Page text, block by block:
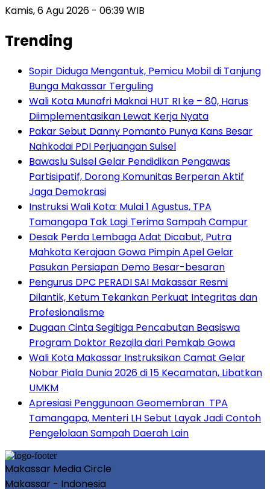
Kamis, 6 Agu 2026 - 06:39 WIB
Trending
Sopir Diduga Mengantuk, Pemicu Mobil di Tanjung
Bunga Makassar Terguling
Wali Kota Munafri Maknai HUT RI ke – 80, Harus
Diimplementasikan Lewat Kerja Nyata
Pakar Sebut Danny Pomanto Punya Kans Besar
Nahkodai PDI Perjuangan Sulsel
Bawaslu Sulsel Gelar Pendidikan Pengawas
Partisipatif, Dorong Komunitas Berperan Aktif
Jaga Demokrasi
Instruksi Wali Kota: Mulai 1 Agustus, TPA
Tamangapa Tak Lagi Terima Sampah Campur
Desak Perda Lembaga Adat Dicabut, Putra
Mahkota Kerajaan Gowa Pimpin Apel Gelar
Pasukan Persiapan Demo Besar-besaran
Pengurus DPC PERADI SAI Makassar Resmi
Dilantik, Ketum Tekankan Perkuat Integritas dan
Profesionalisme
Dugaan Cinta Segitiga Pencabutan Beasiswa
Program Doktor Rezqila dari Pemkab Gowa
Wali Kota Makassar Instruksikan Camat Gelar
Nobar Piala Dunia 2026 di 15 Kecamatan, Libatkan
UMKM
Apresiasi Penggunaan Geomembran TPA
Tamangapa, Menteri LH Sebut Layak Jadi Contoh
Pengelolaan Sampah Daerah Lain
Makassar Media Circle
Makassar - Indonesia